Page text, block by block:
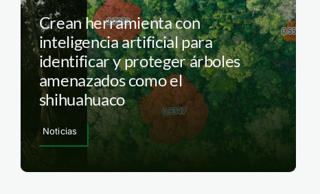
Crean herramienta con
inteligencia artificial para
identificar y proteger árboles
amenazados como el
shihuahuaco
Noticias